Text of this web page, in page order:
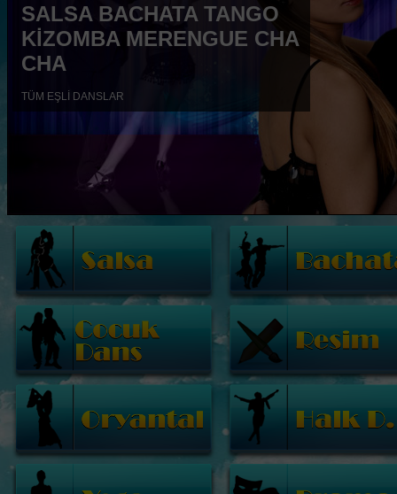
SALSA BACHATA TANGO
KİZOMBA MERENGUE CHA
CHA
TÜM EŞLİ DANSLAR